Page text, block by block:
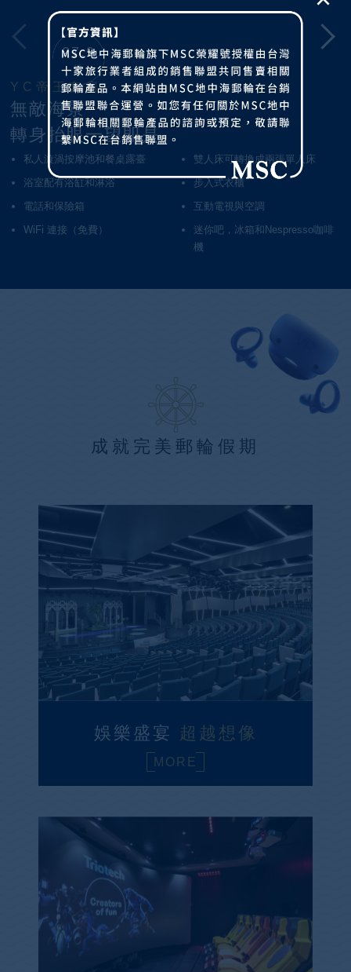
27.9
坪
YC帝王套房
無敵海景
轉身抬眼一望即是
私人漩渦按摩池和餐桌露臺 雙人床可轉換成兩張單人床
浴室配有浴缸和淋浴 步入式衣櫃
電話和保險箱 互動電視與空調
WiFi 連接（免費）
迷你吧，冰箱和Nespresso咖啡
機
›
成就完美郵輪假期
娛樂盛宴 超越想像
MORE